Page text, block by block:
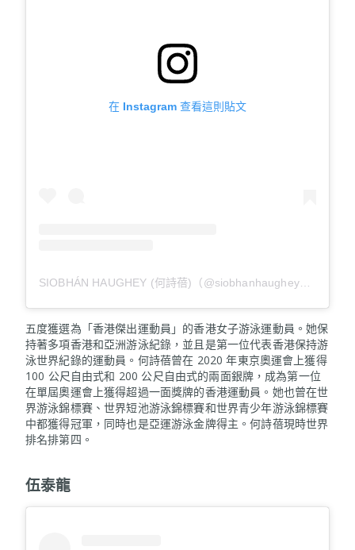
在 Instagram 查看這則貼文
SIOBHÁN HAUGHEY (何詩蓓)（@siobhanhaughey01）分享的貼文
五度獲選為「香港傑出運動員」的香港女子游泳運動員。她保
持著多項香港和亞洲游泳紀錄，並且是第一位代表香港保持游
泳世界紀錄的運動員。何詩蓓曾在 2020 年東京奧運會上獲得
100 公尺自由式和 200 公尺自由式的兩面銀牌，成為第一位
在單屆奧運會上獲得超過一面獎牌的香港運動員。她也曾在世
界游泳錦標賽、世界短池游泳錦標賽和世界青少年游泳錦標賽
中都獲得冠軍，同時也是亞運游泳金牌得主。何詩蓓現時世界
排名排第四。
伍泰龍